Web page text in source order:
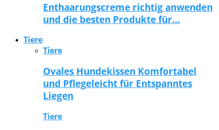
Enthaarungscreme richtig anwenden
und die besten Produkte für…
Tiere
Tiere
Ovales Hundekissen Komfortabel
und Pflegeleicht für Entspanntes
Liegen
Tiere